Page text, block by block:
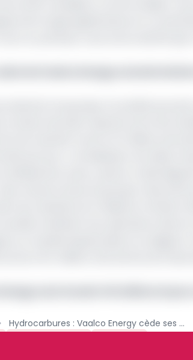
Hydrocarbures : Vaalco Energy cède ses actifs canadiens pour se recentrer sur le Gabon